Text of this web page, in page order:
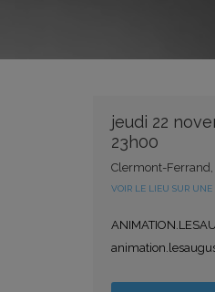
jeudi 22
23h00
Clermont-Ferrand,
VOIR LE LIEU SUR UNE